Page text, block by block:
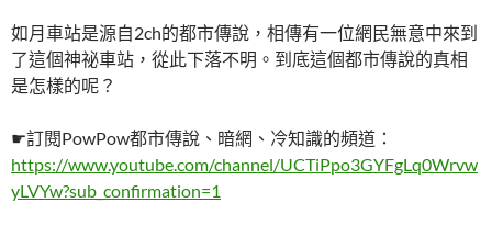
如月車站是源自2ch的都市傳說，相傳有一位網民無意中來到
了這個神祕車站，從此下落不明。到底這個都市傳說的真相
是怎樣的呢？
☛訂閱PowPow都市傳說、暗網、冷知識的頻道：
https://www.youtube.com/channel/UCTiPpo3GYFgLq0Wrvw
yLVYw?sub_confirmation=1